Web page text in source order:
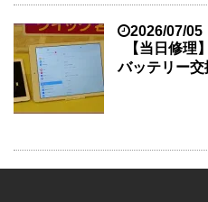
2026/07/05
【当日修理
バッテリー交